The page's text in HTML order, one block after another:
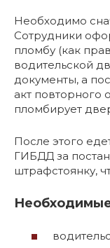
Необходимо
Сотрудники
пломбу (как
водительской
документы, а
акт повторного
пломбирует
После этого
ГИБДД за
штрафстоянку,